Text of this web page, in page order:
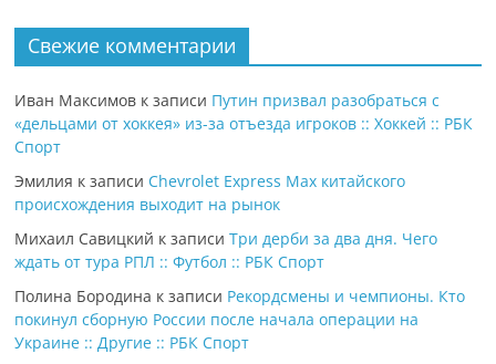
Свежие комментарии
Иван Максимов к записи Путин призвал разобраться с
«дельцами от хоккея» из-за отъезда игроков :: Хоккей :: РБК
Спорт
Эмилия к записи Chevrolet Express Max китайского
происхождения выходит на рынок
Михаил Савицкий к записиТри дерби за два дня. Чего
ждать от тура РПЛ :: Футбол :: РБК Спорт
Полина Бородина к записи Рекордсмены и чемпионы. Кто
покинул сборную России после начала операции на
Украине :: Другие :: РБК Спорт